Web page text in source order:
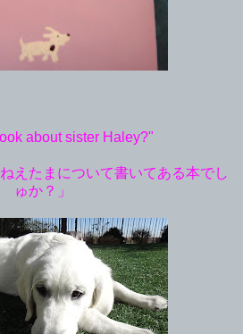
about sister Haley?"
えたまについて書いてある本でし
ゅか？」